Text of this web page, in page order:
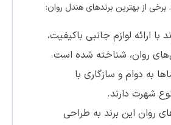
از بهترین برندهای هندل روان:
با ارائه لوازم جانبی باکیفیت،
روان، شناخته شده است.
به دوام و سازگاری با
شهرت دارند.
روان این برند به طراحی